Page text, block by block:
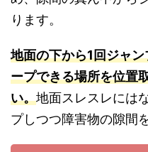
ります。
地面の下から1回ジャ
ープできる場所を位置
い。地面スレスレには
プしつつ障害物の隙間